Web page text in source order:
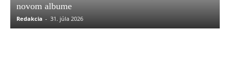
novom albume
Redakcia - 31. júla 2026